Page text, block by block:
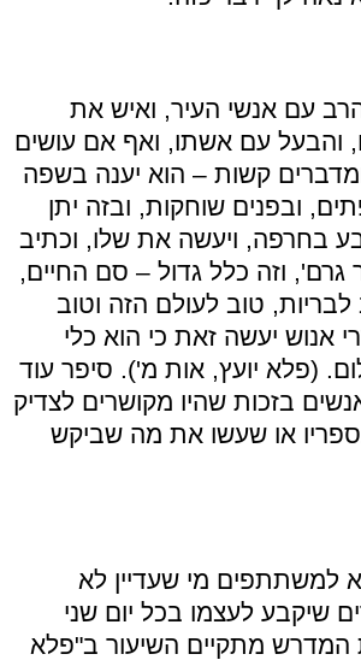
עם אנשי העיר, ואיש את
והבעל עם אשתו, ואף אם עושים
קשות – הוא יענה בשפה
ובפנים שוחקות, ובזה יתן
בחרפה, ויעשה את שלו, וכתיב
גרם', וזה כלל גדול – סם החיים,
טוב לעולם הזה וטוב
אנוש יעשה זאת כי הוא כלי
(פלא יועץ, אות מ'). סיפר עוד
בזכות שהיו מקושרים לצדיק
או שעשו את מה שביקש
למשתתפים מי שעדיין לא
שיקבע לעצמו בכל יום שני
המדרש מתקיים השיעור ב"פלא